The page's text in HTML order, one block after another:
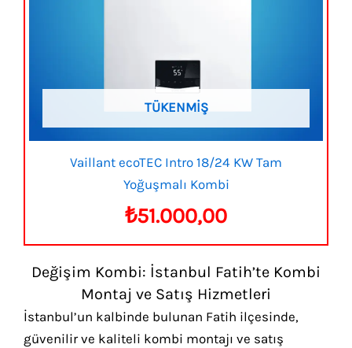
TÜKENMIŞ
Vaillant ecoTEC Intro 18/24 KW Tam
Yoğuşmalı Kombi
₺51.000,00
Değişim Kombi: İstanbul Fatih’te Kombi
Montaj ve Satış Hizmetleri
İstanbul’un kalbinde bulunan Fatih ilçesinde,
güvenilir ve kaliteli kombi montajı ve satış